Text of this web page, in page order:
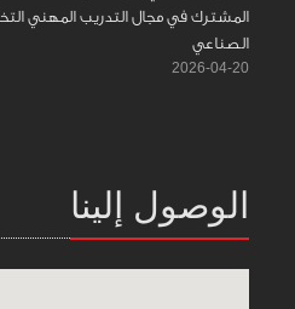
المشترك في مجال التدريب المهني
الصناعي
2026-04-20
الوصول إلينا